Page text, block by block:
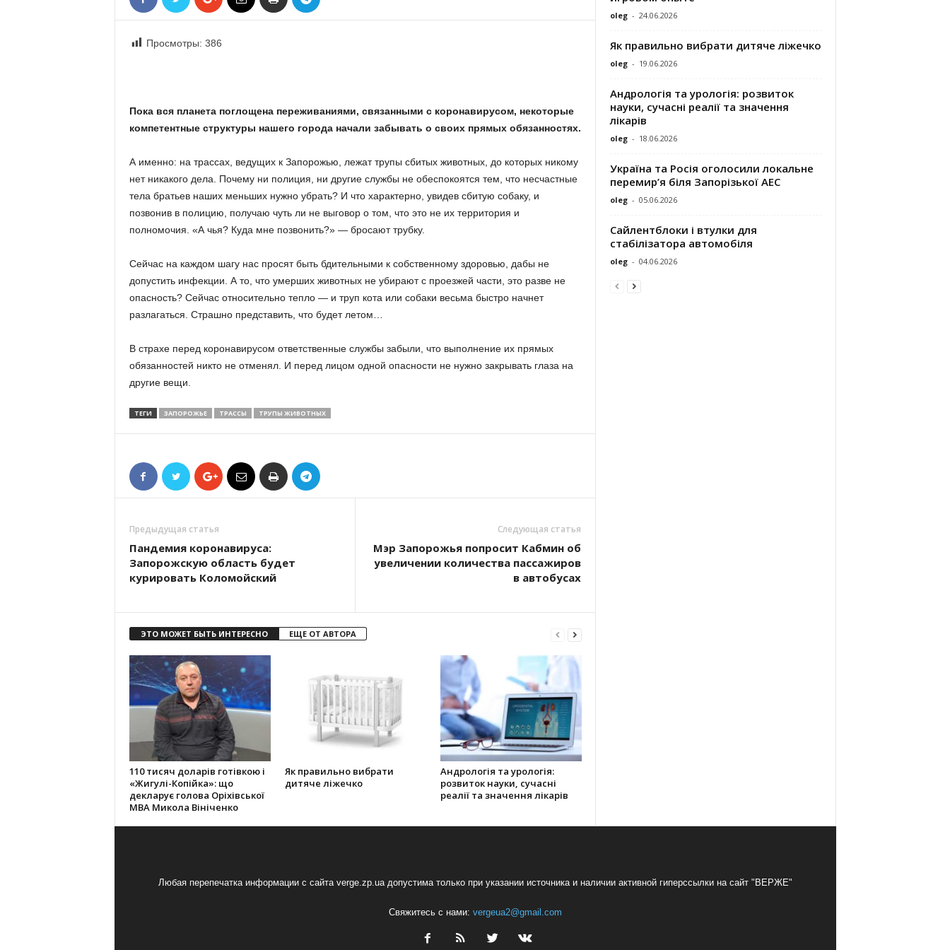
Просмотры: 386
Пока вся планета поглощена переживаниями, связанными с коронавирусом, некоторые
компетентные структуры нашего города начали забывать о своих прямых обязанностях.
А именно: на трассах, ведущих к Запорожью, лежат трупы сбитых животных, до которых никому
нет никакого дела. Почему ни полиция, ни другие службы не обеспокоятся тем, что несчастные
тела братьев наших меньших нужно убрать? И что характерно, увидев сбитую собаку, и
позвонив в полицию, получаю чуть ли не выговор о том, что это не их территория и
полномочия. «А чья? Куда мне позвонить?» — бросают трубку.
Сейчас на каждом шагу нас просят быть бдительными к собственному здоровью, дабы не
допустить инфекции. А то, что умерших животных не убирают с проезжей части, это разве не
опасность? Сейчас относительно тепло — и труп кота или собаки весьма быстро начнет
разлагаться. Страшно представить, что будет летом…
В страхе перед коронавирусом ответственные службы забыли, что выполнение их прямых
обязанностей никто не отменял. И перед лицом одной опасности не нужно закрывать глаза на
другие вещи.
ТЕГИ ЗАПОРОЖЬЕ ТРАССЫ ТРУПЫ ЖИВОТНЫХ
Предыдущая статья
Пандемия коронавируса:
Запорожскую область будет
курировать Коломойский
Следующая статья
Мэр Запорожья попросит Кабмин об
увеличении количества пассажиров
в автобусах
ЭТО МОЖЕТ БЫТЬ ИНТЕРЕСНО ЕЩЕ ОТ АВТОРА
110 тисяч доларів готівкою і
«Жигулі-Копійка»: що
декларує голова Оріхівської
МВА Микола Вініченко
Як правильно вибрати
дитяче ліжечко
Андрологія та урологія:
розвиток науки, сучасні
реалії та значення лікарів
oleg - 24.06.2026
Як правильно вибрати дитяче ліжечко
oleg - 19.06.2026
Андрологія та урологія: розвиток
науки, сучасні реалії та значення
лікарів
oleg - 18.06.2026
Україна та Росія оголосили локальне
перемир’я біля Запорізької АЕС
oleg - 05.06.2026
Сайлентблоки і втулки для
стабілізатора автомобіля
oleg - 04.06.2026
Любая перепечатка информации с сайта verge.zp.ua допустима только при указании источника и наличии активной гиперссылки на сайт "ВЕРЖЕ"
Свяжитесь с нами: vergeua2@gmail.com